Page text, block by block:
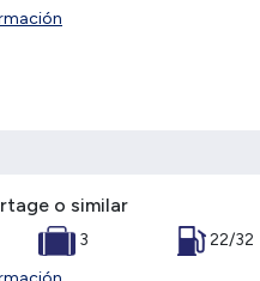
o similar
3
22/32